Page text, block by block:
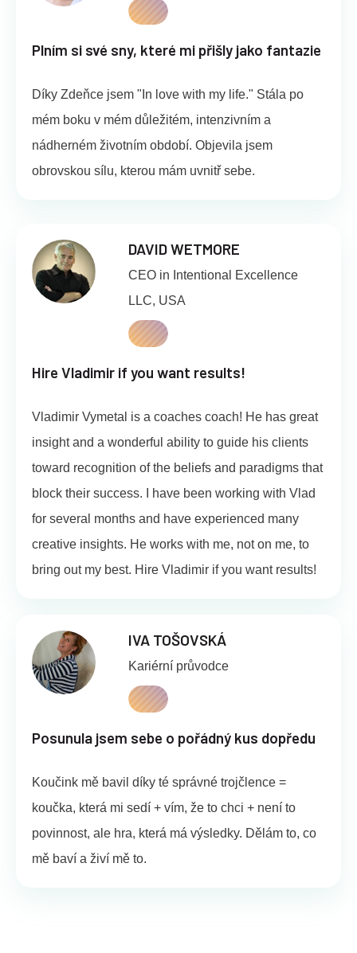
Plním si své sny, které mi přišly jako fantazie
Díky Zdeňce jsem "In love with my life." Stála po
mém boku v mém důležitém, intenzivním a
nádherném životním období. Objevila jsem
obrovskou sílu, kterou mám uvnitř sebe.
DAVID WETMORE
CEO in Intentional Excellence
LLC, USA
Hire Vladimir if you want results!
Vladimir Vymetal is a coaches coach! He has great
insight and a wonderful ability to guide his clients
toward recognition of the beliefs and paradigms that
block their success. I have been working with Vlad
for several months and have experienced many
creative insights. He works with me, not on me, to
bring out my best. Hire Vladimir if you want results!
IVA TOŠOVSKÁ
Kariérní průvodce
Posunula jsem sebe o pořádný kus dopředu
Koučink mě bavil díky té správné trojčlence =
koučka, která mi sedí + vím, že to chci + není to
povinnost, ale hra, která má výsledky. Dělám to, co
mě baví a živí mě to.